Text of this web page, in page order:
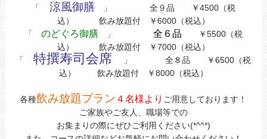
「
涼風御膳」 全９品 ￥4500（税
込） 飲み放題付 ￥6000（税込）
「 のどぐろ御膳」 全６品 ￥5500（税
込） 飲み放題付 ￥7000（税込）
「
特撰寿司会席
」 全８品 ￥6500（税
込） 飲み放題付 ￥8000（税込）
各種飲み放題プラン ４名様より ご用意しております！
ご家族やご友人、職場等での
お集まりの際にぜひご利用ください(*^^*)